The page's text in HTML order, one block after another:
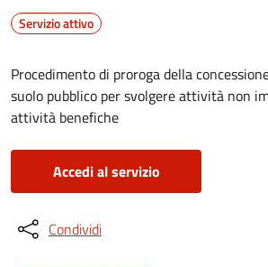
Servizio attivo
Procedimento di proroga della
suolo pubblico per svolgere attività non
attività benefiche
Accedi al servizio
Condividi